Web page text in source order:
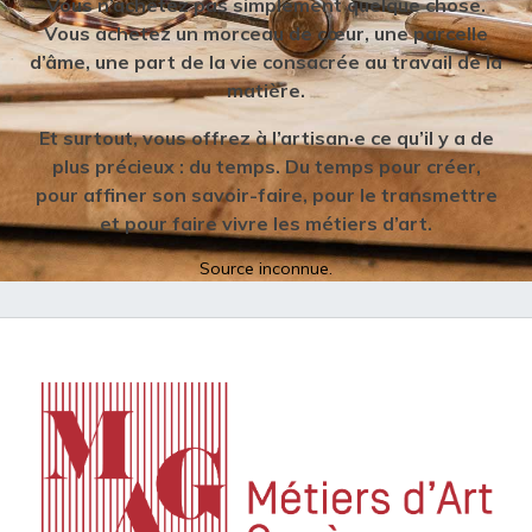
Vous n’achetez pas simplement quelque chose.
Vous achetez un morceau de cœur, une parcelle
d’âme, une part de la vie consacrée au travail de la
matière.
Et surtout, vous offrez à l’artisan·e ce qu’il y a de
plus précieux : du temps. Du temps pour créer,
pour affiner son savoir-faire, pour le transmettre
et pour faire vivre les métiers d’art.
Source inconnue.